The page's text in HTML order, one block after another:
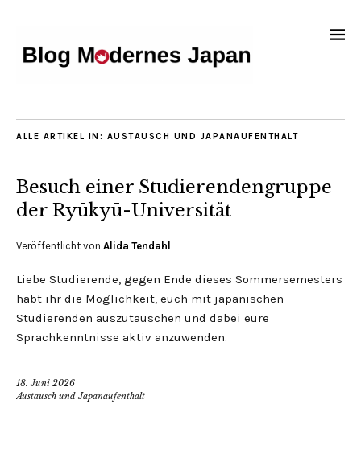
ALLE ARTIKEL IN: AUSTAUSCH UND JAPANAUFENTHALT
Besuch einer Studierendengruppe
der Ryūkyū-Universität
Veröffentlicht von Alida Tendahl
Liebe Studierende, gegen Ende dieses Sommersemesters
habt ihr die Möglichkeit, euch mit japanischen
Studierenden auszutauschen und dabei eure
Sprachkenntnisse aktiv anzuwenden.
18. Juni 2026
Austausch und Japanaufenthalt